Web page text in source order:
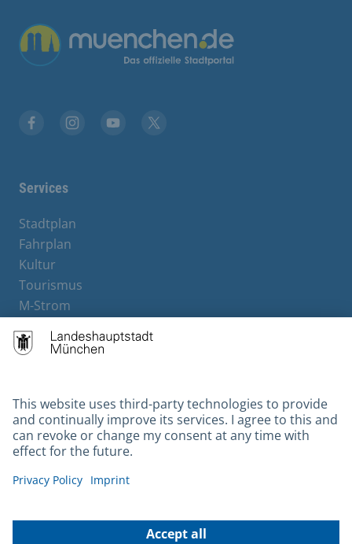
Übergreifende Links
Services
Stadtplan
Fahrplan
Kultur
Tourismus
M-Strom
Hotels
Contact
Barrierefreiheit
Leichte Sprache
Gebärdensprache
Kontakt